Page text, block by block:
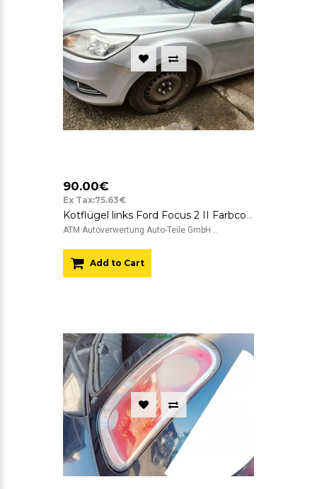
90.00€
Ex Tax:75.63€
Kotflügel links Ford Focus 2 II Farbcode O3 03 Grau Silber Polarsilber Metallic
ATM Autoverwertung Auto-Teile GmbH ..
Add to Cart